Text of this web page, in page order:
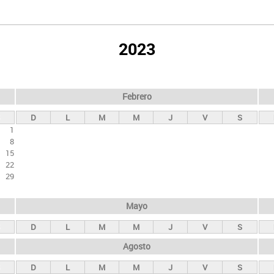
2023
1
8
15
22
29
Febrero
D L M M J V S
Mayo
D L M M J V S
Agosto
D L M M J V S